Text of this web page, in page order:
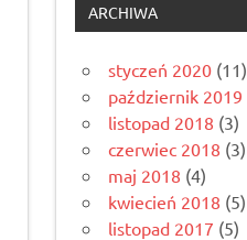
ARCHIWA
styczeń 2020 (11)
październik 2019
listopad 2018 (3)
czerwiec 2018 (3)
maj 2018 (4)
kwiecień 2018 (5)
listopad 2017 (5)